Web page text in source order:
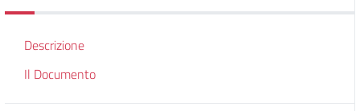
Descrizione
Il Documento